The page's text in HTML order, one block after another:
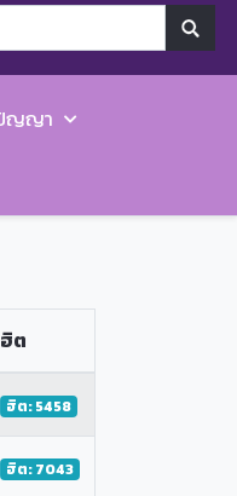
ญญา
ฮิต
ฮิต: 5458
ฮิต: 7043